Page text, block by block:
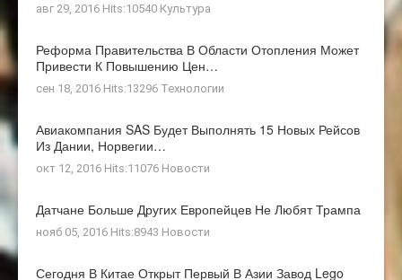
авг 29, 2016 Hits:10540 Культура
Реформа Правительства В Области Отопления Может
Привести К Повышению Цен…
сен 18, 2016 Hits:13296 Технологии
Авиакомпания SAS Будет Выполнять 15 Новых Рейсов
Из Дании, Норвегии…
окт 12, 2016 Hits:11076 Новости
Датчане Больше Других Европейцев Не Любят Трампа
нояб 05, 2016 Hits:8943 Новости
Сегодня В Китае Открыт Первый В Азии Завод Lego